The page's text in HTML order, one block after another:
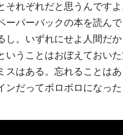
それぞれだと思うんです
ーパーバックの本を読ん
し。いずれにせよ人間だ
いうことはおぼえておいた
スはある。忘れることは
ンだってボロボロになった